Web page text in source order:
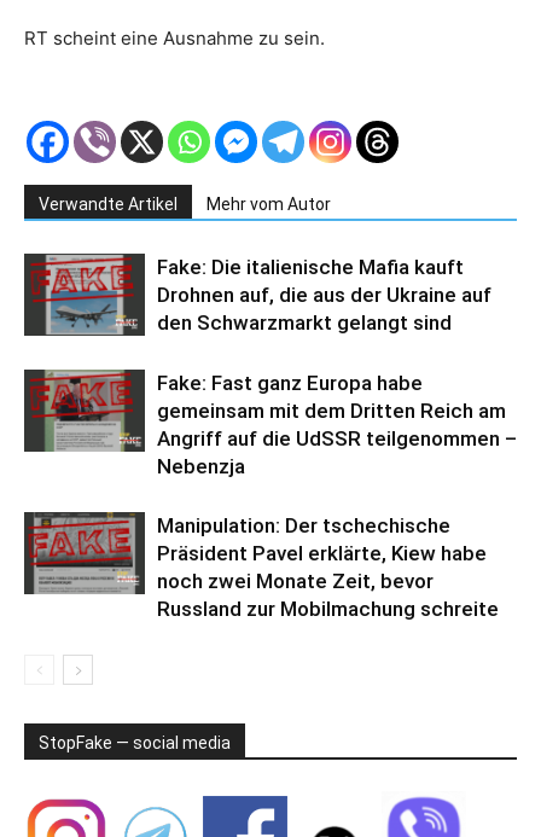
RT scheint eine Ausnahme zu sein.
Verwandte Artikel Mehr vom Autor
Fake: Die italienische Mafia kauft
Drohnen auf, die aus der Ukraine auf
den Schwarzmarkt gelangt sind
Fake: Fast ganz Europa habe
gemeinsam mit dem Dritten Reich am
Angriff auf die UdSSR teilgenommen –
Nebenzja
Manipulation: Der tschechische
Präsident Pavel erklärte, Kiew habe
noch zwei Monate Zeit, bevor
Russland zur Mobilmachung schreite
StopFake — social media